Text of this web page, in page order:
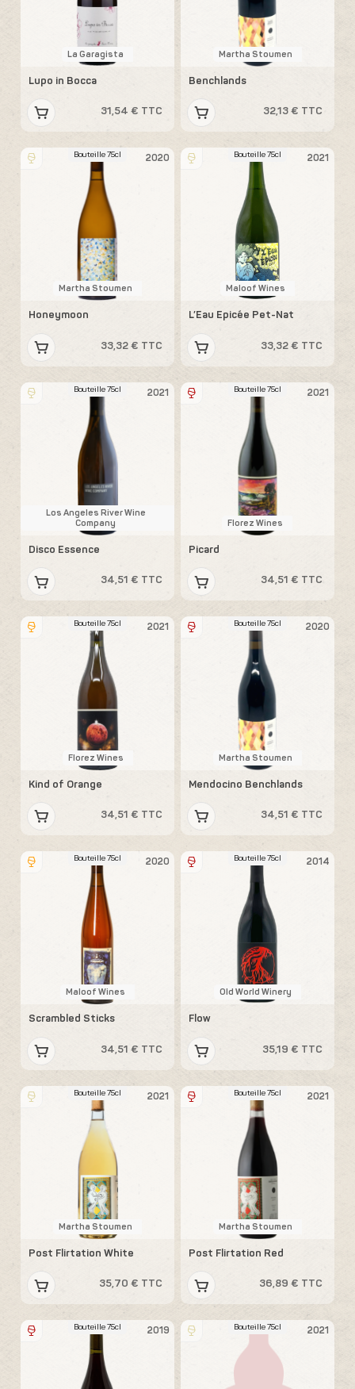
La Garagista
Lupo in Bocca
31,54 € TTC
Martha Stoumen
Benchlands
32,13 € TTC
2020
Bouteille 75cl
Martha Stoumen
Honeymoon
33,32 € TTC
2021
Bouteille 75cl
Maloof Wines
L’Eau Epicée Pet-Nat
33,32 € TTC
2021
Bouteille 75cl
Los Angeles River Wine
Company
Disco Essence
34,51 € TTC
2021
Bouteille 75cl
Florez Wines
Picard
34,51 € TTC
2021
Bouteille 75cl
Florez Wines
Kind of Orange
34,51 € TTC
2020
Bouteille 75cl
Martha Stoumen
Mendocino Benchlands
34,51 € TTC
2020
Bouteille 75cl
Maloof Wines
Scrambled Sticks
34,51 € TTC
2014
Bouteille 75cl
Old World Winery
Flow
35,19 € TTC
2021
Bouteille 75cl
Martha Stoumen
Post Flirtation White
35,70 € TTC
2021
Bouteille 75cl
Martha Stoumen
Post Flirtation Red
36,89 € TTC
2019
Bouteille 75cl 2021
Bouteille 75cl